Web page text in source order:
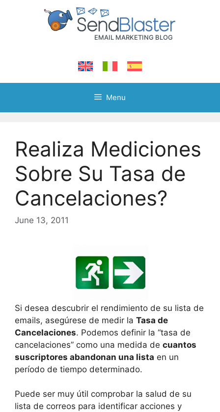
Menu
Realiza Mediciones
Sobre Su Tasa de
Cancelaciones?
June 13, 2011
Si desea descubrir el rendimiento de su lista de
emails, asegúrese de medir la Tasa de
Cancelaciones. Podemos definir la “tasa de
cancelaciones” como una medida de cuantos
suscriptores abandonan una lista en un
período de tiempo determinado.
Puede ser muy útil comprobar la salud de su
lista de correos para identificar acciones y